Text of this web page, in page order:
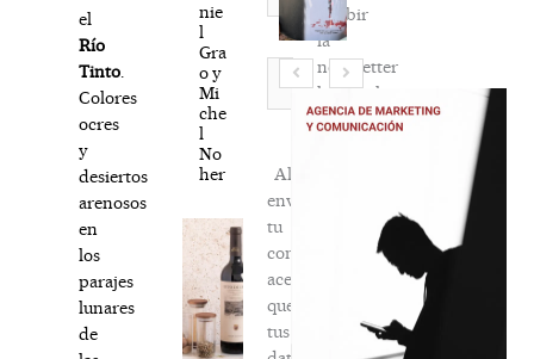
el
Río
Tinto.
Colores
ocres
y
desiertos
arenosos
en
los
parajes
lunares
de
nie
l
Gra
o y
Mi
che
l
No
her
Web
recibir
la
newsletter
habitual
Al
enviar
tu
comentario,
aceptas
que
tus